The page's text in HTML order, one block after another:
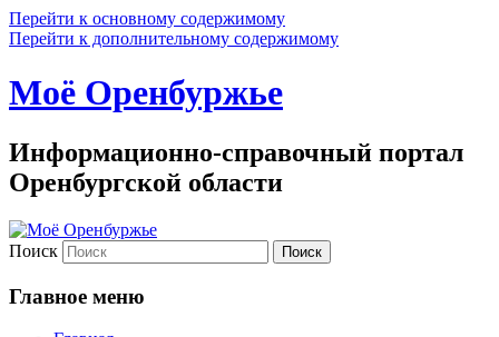
Перейти к основному содержимому
Перейти к дополнительному содержимому
Моё Оренбуржье
Информационно-справочный портал
Оренбургской области
Поиск
Главное меню